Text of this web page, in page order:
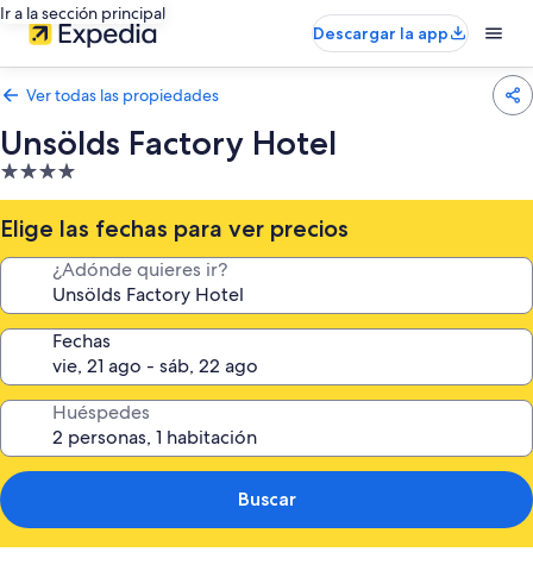
Ir a la sección principal
Descargar la app
Ver todas las propiedades
Unsölds Factory Hotel
Propiedad
de
4.0
estrellas
Elige las fechas para ver precios
¿Adónde quieres ir?
Fechas
Huéspedes
Buscar